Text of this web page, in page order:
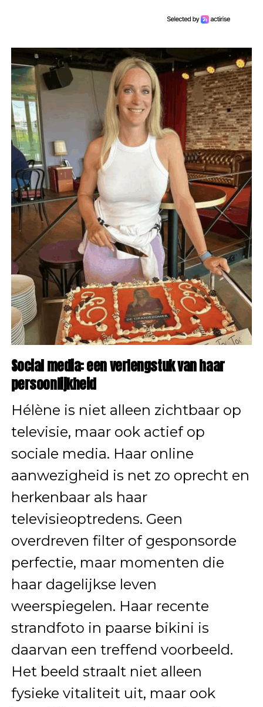
Social media: een verlengstuk van haar
persoonlijkheid
Hélène is niet alleen zichtbaar op
televisie, maar ook actief op
sociale media. Haar online
aanwezigheid is net zo oprecht en
herkenbaar als haar
televisieoptredens. Geen
overdreven filter of gesponsorde
perfectie, maar momenten die
haar dagelijkse leven
weerspiegelen. Haar recente
strandfoto in paarse bikini is
daarvan een treffend voorbeeld.
Het beeld straalt niet alleen
fysieke vitaliteit uit, maar ook